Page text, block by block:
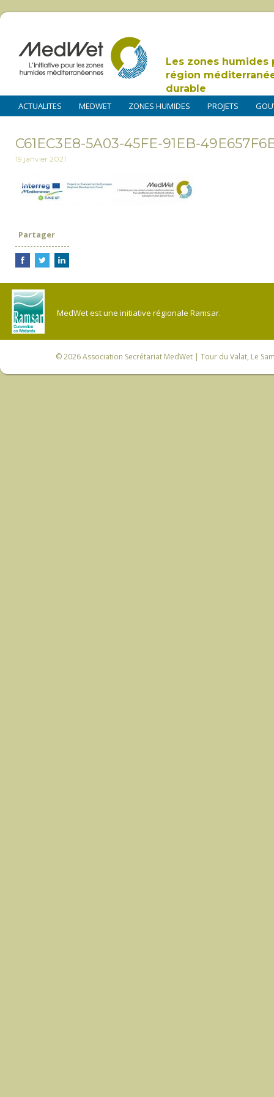
Les zones humides
région
durable
ACTUALITES MEDWET ZONES HUMIDES PROJETS
C61EC3E8-5A03-45FE-91EB-
19 janvier 2021
Partager
MedWet est une initiative régionale Ramsar.
© 2026Association Secrétariat MedWet | Tour du Valat, Le